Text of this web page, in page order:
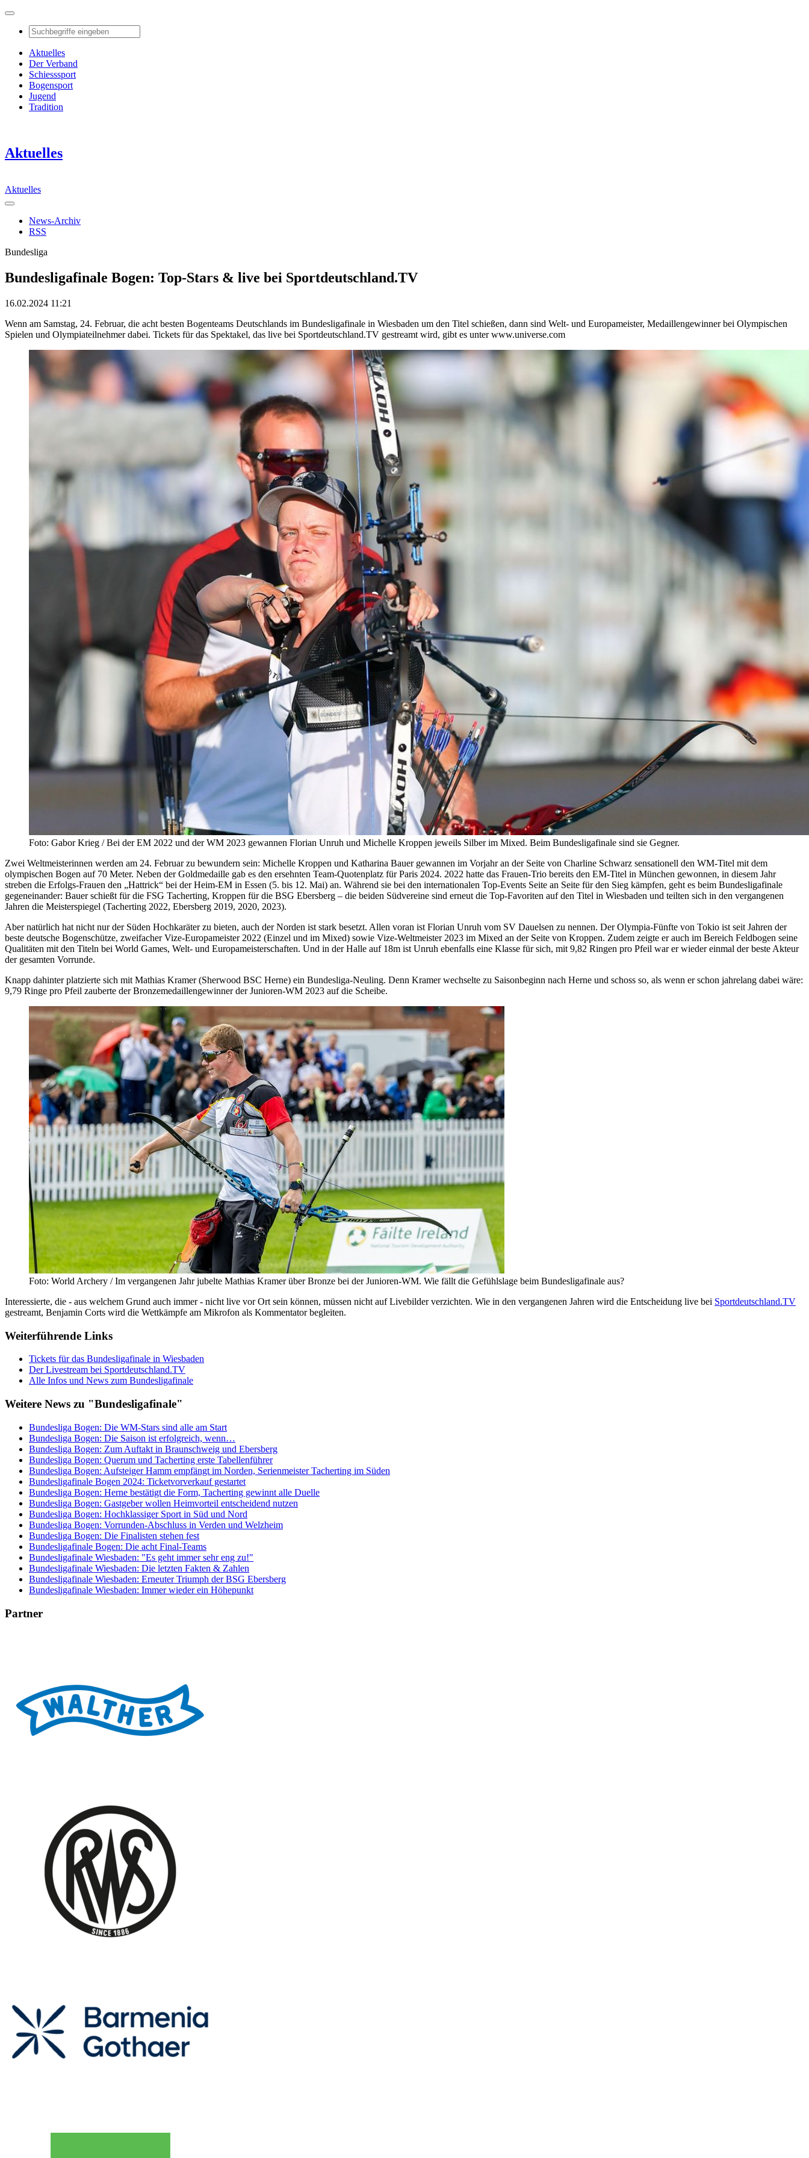
Aktuelles
Der Verband
Schiesssport
Bogensport
Jugend
Tradition
Aktuelles
Aktuelles
News-Archiv
RSS
Bundesliga
Bundesligafinale Bogen: Top-Stars & live bei Sportdeutschland.TV
16.02.2024 11:21
Wenn am Samstag, 24. Februar, die acht besten Bogenteams Deutschlands im Bundesligafinale in Wiesbaden um den Titel schießen, dann sind Welt- und Europameister, Medaillengewinner bei Olympischen
Spielen und Olympiateilnehmer dabei. Tickets für das Spektakel, das live bei Sportdeutschland.TV gestreamt wird, gibt es unter www.universe.com
Foto: Gabor Krieg / Bei der EM 2022 und der WM 2023 gewannen Florian Unruh und Michelle Kroppen jeweils Silber im Mixed. Beim Bundesligafinale sind sie Gegner.
Zwei Weltmeisterinnen werden am 24. Februar zu bewundern sein: Michelle Kroppen und Katharina Bauer gewannen im Vorjahr an der Seite von Charline Schwarz sensationell den WM-Titel mit dem
olympischen Bogen auf 70 Meter. Neben der Goldmedaille gab es den ersehnten Team-Quotenplatz für Paris 2024. 2022 hatte das Frauen-Trio bereits den EM-Titel in München gewonnen, in diesem Jahr
streben die Erfolgs-Frauen den „Hattrick“ bei der Heim-EM in Essen (5. bis 12. Mai) an. Während sie bei den internationalen Top-Events Seite an Seite für den Sieg kämpfen, geht es beim Bundesligafinale
gegeneinander: Bauer schießt für die FSG Tacherting, Kroppen für die BSG Ebersberg – die beiden Südvereine sind erneut die Top-Favoriten auf den Titel in Wiesbaden und teilten sich in den vergangenen
Jahren die Meisterspiegel (Tacherting 2022, Ebersberg 2019, 2020, 2023).
Aber natürlich hat nicht nur der Süden Hochkaräter zu bieten, auch der Norden ist stark besetzt. Allen voran ist Florian Unruh vom SV Dauelsen zu nennen. Der Olympia-Fünfte von Tokio ist seit Jahren der
beste deutsche Bogenschütze, zweifacher Vize-Europameister 2022 (Einzel und im Mixed) sowie Vize-Weltmeister 2023 im Mixed an der Seite von Kroppen. Zudem zeigte er auch im Bereich Feldbogen seine
Qualitäten mit den Titeln bei World Games, Welt- und Europameisterschaften. Und in der Halle auf 18m ist Unruh ebenfalls eine Klasse für sich, mit 9,82 Ringen pro Pfeil war er wieder einmal der beste Akteur
der gesamten Vorrunde.
Knapp dahinter platzierte sich mit Mathias Kramer (Sherwood BSC Herne) ein Bundesliga-Neuling. Denn Kramer wechselte zu Saisonbeginn nach Herne und schoss so, als wenn er schon jahrelang dabei wäre:
9,79 Ringe pro Pfeil zauberte der Bronzemedaillengewinner der Junioren-WM 2023 auf die Scheibe.
Foto: World Archery / Im vergangenen Jahr jubelte Mathias Kramer über Bronze bei der Junioren-WM. Wie fällt die Gefühlslage beim Bundesligafinale aus?
Interessierte, die - aus welchem Grund auch immer - nicht live vor Ort sein können, müssen nicht auf Livebilder verzichten. Wie in den vergangenen Jahren wird die Entscheidung live bei Sportdeutschland.TV
gestreamt, Benjamin Corts wird die Wettkämpfe am Mikrofon als Kommentator begleiten.
Weiterführende Links
Tickets für das Bundesligafinale in Wiesbaden
Der Livestream bei Sportdeutschland.TV
Alle Infos und News zum Bundesligafinale
Weitere News zu "Bundesligafinale"
Bundesliga Bogen: Die WM-Stars sind alle am Start
Bundesliga Bogen: Die Saison ist erfolgreich, wenn…
Bundesliga Bogen: Zum Auftakt in Braunschweig und Ebersberg
Bundesliga Bogen: Querum und Tacherting erste Tabellenführer
Bundesliga Bogen: Aufsteiger Hamm empfängt im Norden, Serienmeister Tacherting im Süden
Bundesligafinale Bogen 2024: Ticketvorverkauf gestartet
Bundesliga Bogen: Herne bestätigt die Form, Tacherting gewinnt alle Duelle
Bundesliga Bogen: Gastgeber wollen Heimvorteil entscheidend nutzen
Bundesliga Bogen: Hochklassiger Sport in Süd und Nord
Bundesliga Bogen: Vorrunden-Abschluss in Verden und Welzheim
Bundesliga Bogen: Die Finalisten stehen fest
Bundesligafinale Bogen: Die acht Final-Teams
Bundesligafinale Wiesbaden: "Es geht immer sehr eng zu!"
Bundesligafinale Wiesbaden: Die letzten Fakten & Zahlen
Bundesligafinale Wiesbaden: Erneuter Triumph der BSG Ebersberg
Bundesligafinale Wiesbaden: Immer wieder ein Höhepunkt
Partner